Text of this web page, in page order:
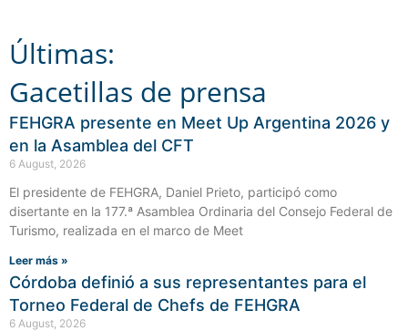
Últimas:
Gacetillas de prensa
FEHGRA presente en Meet Up Argentina 2026 y
en la Asamblea del CFT
6 August, 2026
El presidente de FEHGRA, Daniel Prieto, participó como
disertante en la 177.ª Asamblea Ordinaria del Consejo Federal de
Turismo, realizada en el marco de Meet
Leer más »
Córdoba definió a sus representantes para el
Torneo Federal de Chefs de FEHGRA
6 August, 2026